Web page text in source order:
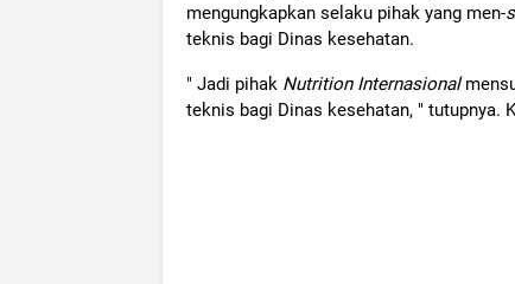
mengungkapkan selaku pihak yang men-
teknis bagi Dinas kesehatan.
" Jadi pihak Nutrition Internasional
teknis bagi Dinas kesehatan, " tutupnya.